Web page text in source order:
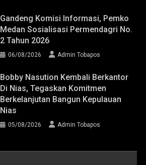
Gandeng Komisi Informasi, Pemko
Medan Sosialisasi Permendagri No.
2 Tahun 2026
06/08/2026 Admin Tobapos
Bobby Nasution Kembali Berkantor
Di Nias, Tegaskan Komitmen
Berkelanjutan Bangun Kepulauan
Nias
05/08/2026 Admin Tobapos